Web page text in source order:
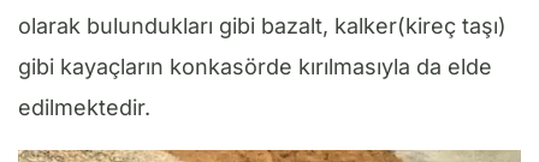
olarak bulundukları gibi bazalt, kalker(kireç taşı)
gibi kayaçların konkasörde kırılmasıyla da elde
edilmektedir.